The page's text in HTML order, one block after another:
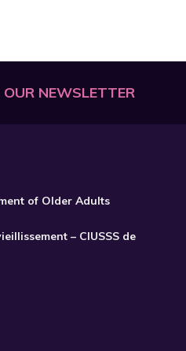
NEWSLETTER
of Older Adults
– CIUSSS de